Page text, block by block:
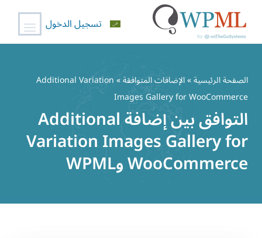
المحتوى
تسجيل الدخول
الصفحة الرئيسية»الإضافات المتوافقة » Additional Variation
Images Gallery for WooCommerce
التوافق بين إضافة Additional
Variation Images Gallery for
WooCommerce وWPML